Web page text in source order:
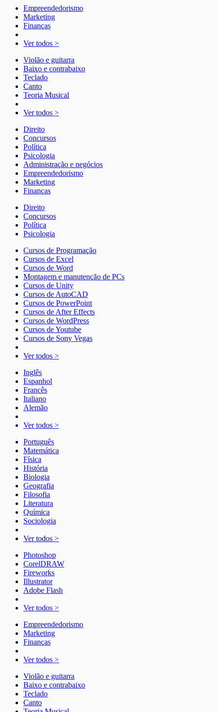
Empreendedorismo
Marketing
Finanças
Ver todos >
Violão e guitarra
Baixo e contrabaixo
Teclado
Canto
Teoria Musical
Ver todos >
Direito
Concursos
Política
Psicologia
Administração e negócios
Empreendedorismo
Marketing
Finanças
Direito
Concursos
Política
Psicologia
Cursos de Programação
Cursos de Excel
Cursos de Word
Montagem e manutenção de PCs
Cursos de Unity
Cursos de AutoCAD
Cursos de PowerPoint
Cursos de After Effects
Cursos de WordPress
Cursos de Youtube
Cursos de Sony Vegas
Ver todos >
Inglês
Espanhol
Francês
Italiano
Alemão
Ver todos >
Português
Matemática
Física
História
Biologia
Geografia
Filosofia
Literatura
Química
Sociologia
Ver todos >
Photoshop
CorelDRAW
Fireworks
Illustrator
Adobe Flash
Ver todos >
Empreendedorismo
Marketing
Finanças
Ver todos >
Violão e guitarra
Baixo e contrabaixo
Teclado
Canto